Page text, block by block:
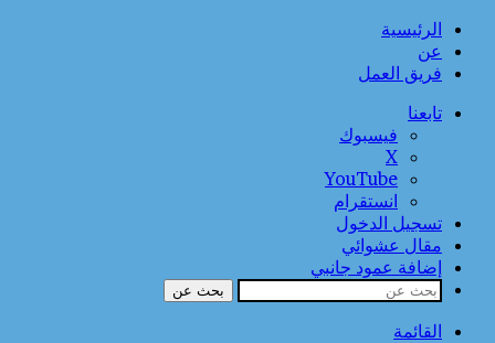
الرئيسية
عن
فريق العمل
تابعنا
فيسبوك
‫X
‫YouTube
انستقرام
تسجيل الدخول
مقال عشوائي
إضافة عمود جانبي
بحث عن
القائمة